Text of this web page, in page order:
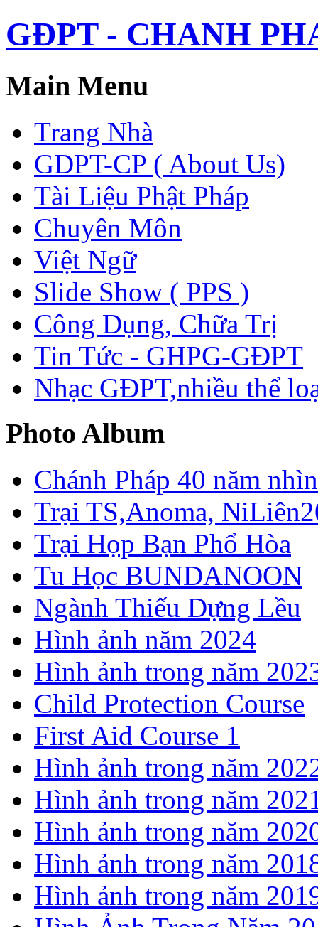
GĐPT - CHANH
Main Menu
Trang Nhà
GDPT-CP ( About Us)
Tài Liệu Phật Pháp
Chuyên Môn
Việt Ngữ
Slide Show ( PPS )
Công Dụng, Chữa Trị
Tin Tức - GHPG-GĐPT
Nhạc GĐPT,nhiều thể
Photo Album
Chánh Pháp 40 năm
Trại TS,Anoma,
Trại Họp Bạn Phổ Hòa
Tu Học BUNDANOON
Ngành Thiếu Dựng Lều
Hình ảnh năm 2024
Hình ảnh trong năm
Child Protection Course
First Aid Course 1
Hình ảnh trong năm
Hình ảnh trong năm
Hình ảnh trong năm
Hình ảnh trong năm
Hình ảnh trong năm